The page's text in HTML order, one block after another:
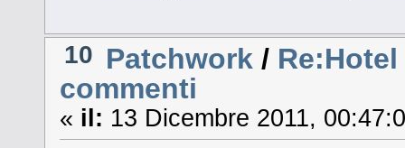
10 Patchwork /
commenti
« il: 13 Dicembre 2011,